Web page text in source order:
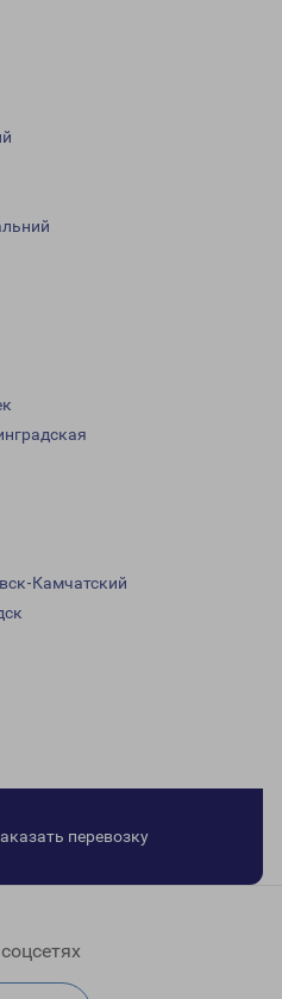
Камчатский
перевозку